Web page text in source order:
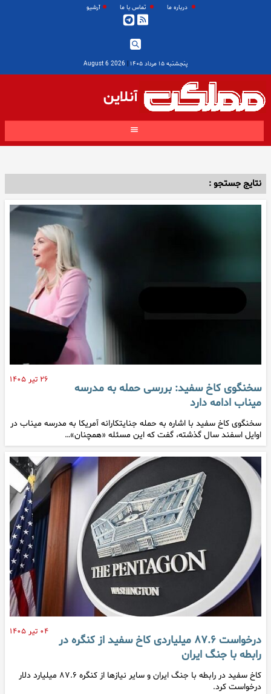
درباره ما تماس با ما آرشیو
پنجشنبه ۱۵ مرداد ۱۴۰۵ |
2026 August 6
آنلاین
نتایج جستجو :
۲۶ تیر ۱۴۰۵
سخنگوی کاخ سفید: بررسی حمله به مدرسه
میناب ادامه دارد
سخنگوی کاخ سفید با اشاره به حمله جنایتکارانه آمریکا به مدرسه میناب در
اوایل اسفند سال گذشته، گفت که این مسئله «همچنان»…
۰۴ تیر ۱۴۰۵
درخواست ۸۷.۶ میلیاردی کاخ سفید از کنگره در
رابطه با جنگ ایران
کاخ سفید در رابطه با جنگ ایران و سایر نیاز‌ها از کنگره ۸۷.۶ میلیارد دلار
درخواست کرد.